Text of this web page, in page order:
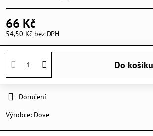
66 Kč
54,50 Kč bez DPH
Do košíku
Doručení
Výrobce: Dove